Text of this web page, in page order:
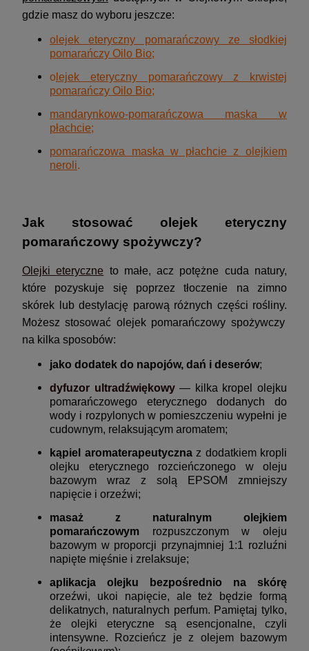
gdzie masz do wyboru jeszcze:
olejek eteryczny pomarańczowy ze słodkiej
pomarańczy Oilo Bio;
o lejek eteryczny pomarańczowy z krwistej
pomarańczy Oilo Bio;
mandarynkowo-pomarańczowa maska w
płachcie;
pomarańczowa maska w płachcie z olejkiem
neroli.
Jak stosować olejek eteryczny
pomarańczowy spożywczy?
Olejki eteryczne to małe, acz potężne cuda natury,
które pozyskuje się poprzez tłoczenie na zimno
skórek lub destylację parową różnych części rośliny.
Możesz stosować olejek pomarańczowy spożywczy
na kilka sposobów:
jako dodatek do napojów, dań i deserów;
dyfuzor ultradźwiękowy— kilka kropel olejku
pomarańczowego eterycznego dodanych do
wody i rozpylonych w pomieszczeniu wypełni je
cudownym, relaksującym aromatem;
kąpiel aromaterapeutyczna z dodatkiem kropli
olejku eterycznego rozcieńczonego w oleju
bazowym wraz z solą EPSOM zmniejszy
napięcie i orzeźwi;
masaż z naturalnym olejkiem
pomarańczowym rozpuszczonym w oleju
bazowym w proporcji przynajmniej 1:1 rozluźni
napięte mięśnie i zrelaksuje;
aplikacja olejku bezpośrednio na skórę
orzeźwi, ukoi napięcie, ale też będzie formą
delikatnych, naturalnych perfum. Pamiętaj tylko,
że olejki eteryczne są esencjonalne, czyli
intensywne. Rozcieńcz je z olejem bazowym